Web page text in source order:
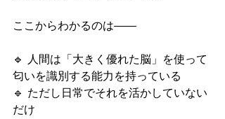
ここからわかるのは――
🔹 人間は「大きく優れた脳」を使って
匂いを識別する能力を持っている
🔹 ただし日常でそれを活かしていない
だけ